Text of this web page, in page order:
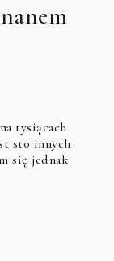
tysiącach
sto innych
się jednak